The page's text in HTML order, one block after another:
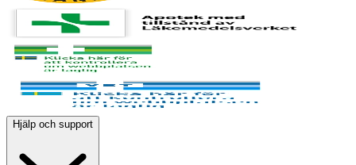
Hjälp och support